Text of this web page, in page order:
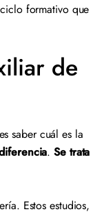
formativo que
de
saber cuál es la
.Se trata
Estos estudios,